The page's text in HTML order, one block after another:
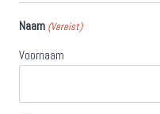
Naam (Vereist)
Voornaam